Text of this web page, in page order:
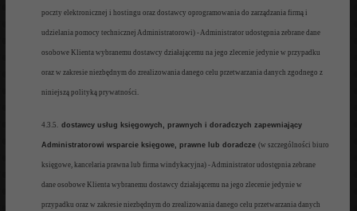
poczty elektronicznej i hostingu oraz dostawcy oprogramowania do zarządzania firmą i
udzielania pomocy technicznej Administratorowi) -Administrator udostępnia zebrane dane
osobowe Klienta wybranemu dostawcy działającemu na jego zlecenie jedynie w przypadku
oraz w zakresie niezbędnym do zrealizowania danego celu przetwarzania danych zgodnego z
niniejszą polityką prywatności .
4.3.5. dostawcy usług księgowych, prawnych i doradczych zapewniający
Administratorowi wsparcie księgowe, prawne lub doradcze (w szczególności biuro
księgowe, kancelaria prawna lub firma wind ykacyjna) - Administrator udostępnia zebrane
dane osobowe Klienta wybranemu dostawcy działającemu na jego zlecenie jedynie w
przypadku oraz w zakresie niezbędnym do zrealizowania danego celu przetwarzania danych